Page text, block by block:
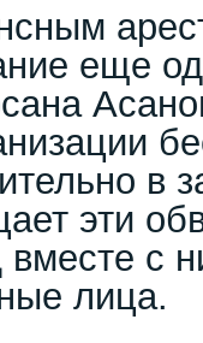
еще
в
эти
с
лица.